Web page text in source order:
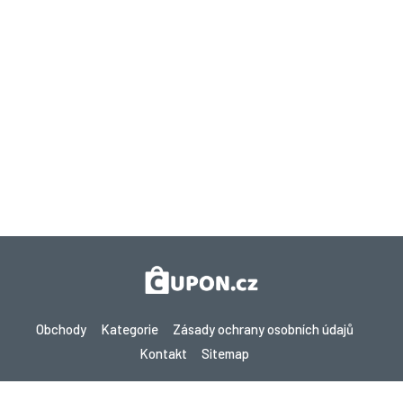
Obchody Kategorie
Zásady ochrany osobních údajů
Kontakt
Sitemap